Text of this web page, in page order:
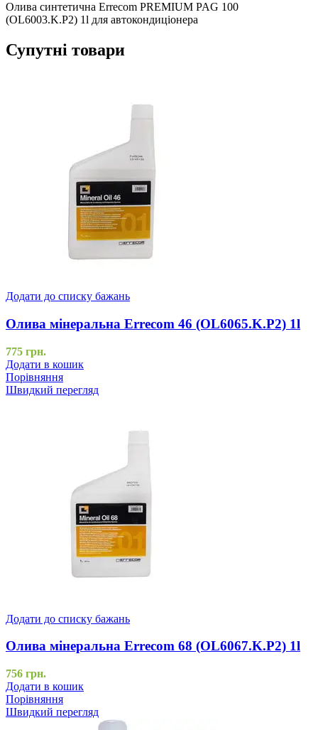
Олива синтетична Errecom PREMIUM PAG 100
(OL6003.K.P2) 1l для автокондиціонера
Супутні товари
Додати до списку бажань
Олива мінеральна Errecom 46 (OL6065.K.P2) 1l
775 грн.
Додати в кошик
Порівняння
Швидкий перегляд
Додати до списку бажань
Олива мінеральна Errecom 68 (OL6067.K.P2) 1l
756 грн.
Додати в кошик
Порівняння
Швидкий перегляд